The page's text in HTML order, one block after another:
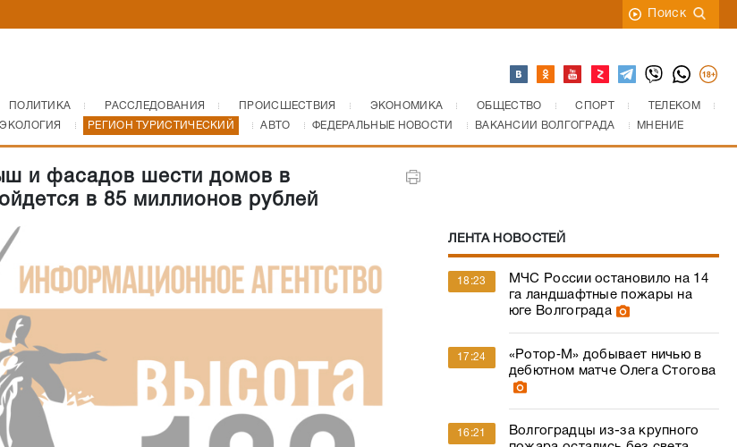
Поиск
ПОЛИТИКА РАССЛЕДОВАНИЯ ПРОИСШЕСТВИЯ ЭКОНОМИКА ОБЩЕСТВО СПОРТ
ТЕЛЕКОМ
ЭКОЛОГИЯ РЕГИОН ТУРИСТИЧЕСКИЙ АВТО ФЕДЕРАЛЬНЫЕ НОВОСТИ ВАКАНСИИ ВОЛГОГРАДА МНЕНИЕ
и фасадов шести домов в
в 85 миллионов рублей
ЛЕНТА НОВОСТЕЙ
18:23
МЧС России остановило на 14
га ландшафтные пожары на
юге Волгограда
17:24
«Ротор‑М» добывает ничью в
дебютном матче Олега Стогова
16:21
Волгоградцы из-за крупного